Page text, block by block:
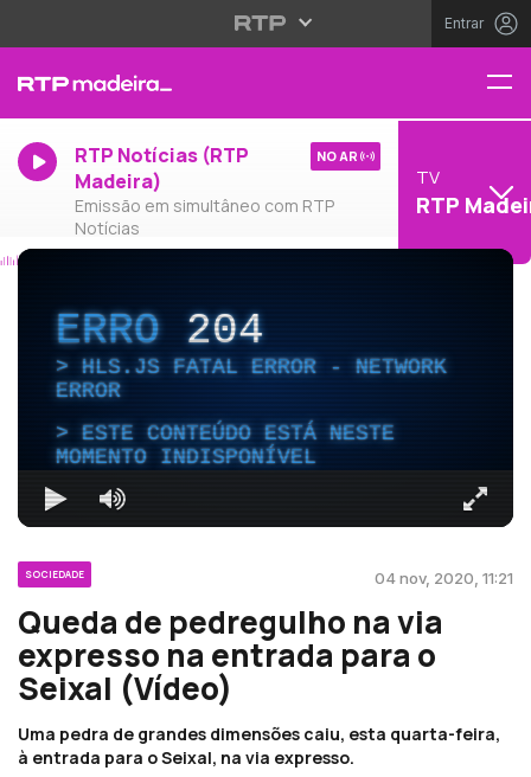
Entrar
RTP Notícias (RTP
Madeira)
Emissão em simultâneo com RTP
Notícias
NO AR
TV
RTP
ERRO204
HLS.JS FATAL ERROR - NETWORK
ERROR
ESTE CONTEÚDO ESTÁ NESTE
MOMENTO INDISPONÍVEL
SOCIEDADE 04 nov, 2020, 11:21
Queda de pedregulho na via
expresso na entrada para o
Seixal (Vídeo)
Uma pedra de grandes dimensões caiu, esta quarta-feira,
à entrada para o Seixal, na via expresso.